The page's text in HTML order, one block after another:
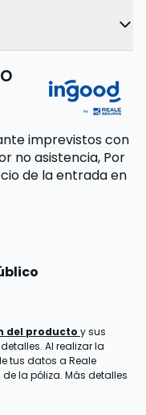
imprevistos con
no asistencia, Por
de la entradaen
del producto y sus
Al realizar la
tus datos a Reale
de la póliza. Más detalles